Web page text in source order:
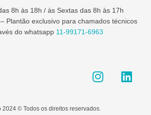
8h às 18h / às Sextas das 8h às 17h
Plantão exclusivo para chamados técnicos
do whatsapp 11-99171-6963
n i
2024 © Todos os direitos reservados.